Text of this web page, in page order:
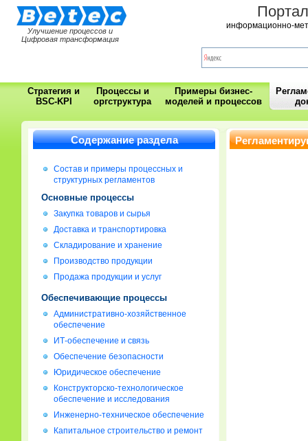
Улучшение процессов и
Цифровая трансформация
информационно-
Стратегия и
BSC-KPI
Процессы и
оргструктура
Примеры бизнес-
моделей и процессов
Содержание раздела
Состав и примеры процессных и
структурных регламентов
Основные процессы
Закупка товаров и сырья
Доставка и транспортировка
Складирование и хранение
Производство продукции
Продажа продукции и услуг
Обеспечивающие процессы
Административно-хозяйственное
обеспечение
ИТ-обеспечение и связь
Обеспечение безопасности
Юридическое обеспечение
Конструкторско-технологическое
обеспечение и исследования
Инженерно-техническое обеспечение
Капитальное строительство и ремонт